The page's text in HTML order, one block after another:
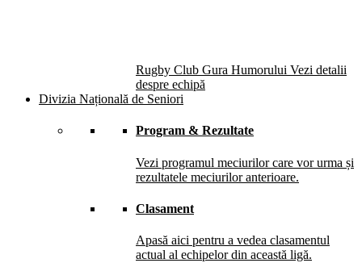
Rugby Club Gura Humorului Vezi detalii
despre echipă
Divizia Națională de Seniori
Program & Rezultate
Vezi programul meciurilor care vor urma și
rezultatele meciurilor anterioare.
Clasament
Apasă aici pentru a vedea clasamentul
actual al echipelor din această ligă.